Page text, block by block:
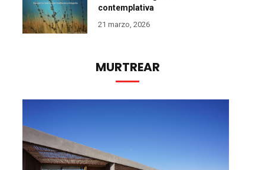
contemplativa
21 marzo, 2026
MURTREAR